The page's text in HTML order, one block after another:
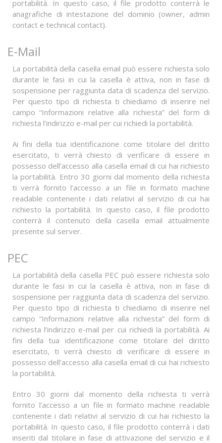
portabilità. In questo caso, il file prodotto conterrà le
anagrafiche di intestazione del dominio (owner, admin
contact e technical contact).
E-Mail
La portabilità della casella email può essere richiesta solo
durante le fasi in cui la casella è attiva, non in fase di
sospensione per raggiunta data di scadenza del servizio.
Per questo tipo di richiesta ti chiediamo di inserire nel
campo “Informazioni relative alla richiesta” del form di
richiesta l’indirizzo e-mail per cui richiedi la portabilità.
Ai fini della tua identificazione come titolare del diritto
esercitato, ti verrà chiesto di verificare di essere in
possesso dell’accesso alla casella email di cui hai richiesto
la portabilità. Entro 30 giorni dal momento della richiesta
ti verrà fornito l’accesso a un file in formato machine
readable contenente i dati relativi al servizio di cui hai
richiesto la portabilità. In questo caso, il file prodotto
conterrà il contenuto della casella email attualmente
presente sul server.
PEC
La portabilità della casella PEC può essere richiesta solo
durante le fasi in cui la casella è attiva, non in fase di
sospensione per raggiunta data di scadenza del servizio.
Per questo tipo di richiesta ti chiediamo di inserire nel
campo “Informazioni relative alla richiesta” del form di
richiesta l’indirizzo e-mail per cui richiedi la portabilità. Ai
fini della tua identificazione come titolare del diritto
esercitato, ti verrà chiesto di verificare di essere in
possesso dell’accesso alla casella email di cui hai richiesto
la portabilità.
Entro 30 giorni dal momento della richiesta ti verrà
fornito l’accesso a un file in formato machine readable
contenente i dati relativi al servizio di cui hai richiesto la
portabilità. In questo caso, il file prodotto conterrà i dati
inseriti dal titolare in fase di attivazione del servizio e il